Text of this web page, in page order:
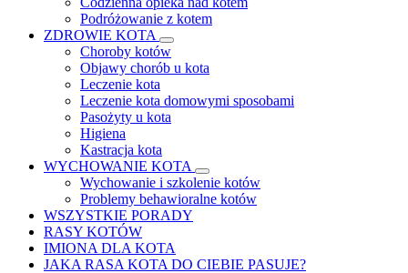
Podróżowanie z kotem
ZDROWIE KOTA
Choroby kotów
Objawy chorób u kota
Leczenie kota
Leczenie kota domowymi sposobami
Pasożyty u kota
Higiena
Kastracja kota
WYCHOWANIE KOTA
Wychowanie i szkolenie kotów
Problemy behawioralne kotów
WSZYSTKIE PORADY
RASY KOTÓW
IMIONA DLA KOTA
JAKA RASA KOTA DO CIEBIE PASUJE?